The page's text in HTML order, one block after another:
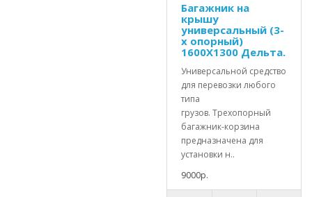
Багажник на
крышу
универсальный (3-
х опорный)
1600X1300 Дельта.
Универсальной средство
для перевозки любого
типа
грузов. Трехопорный
багажник-корзина
предназначена для
установки н..
9000р.